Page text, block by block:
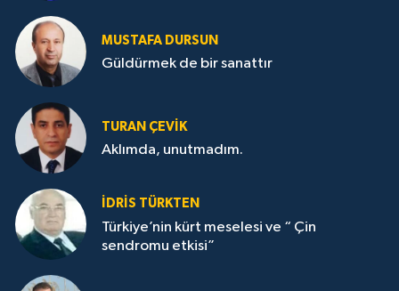
MUSTAFA DURSUN
Güldürmek de bir sanattır
TURAN ÇEVİK
Aklımda, unutmadım.
İDRİS TÜRKTEN
Türkiye’nin kürt meselesi ve “ Çin
sendromu etkisi”